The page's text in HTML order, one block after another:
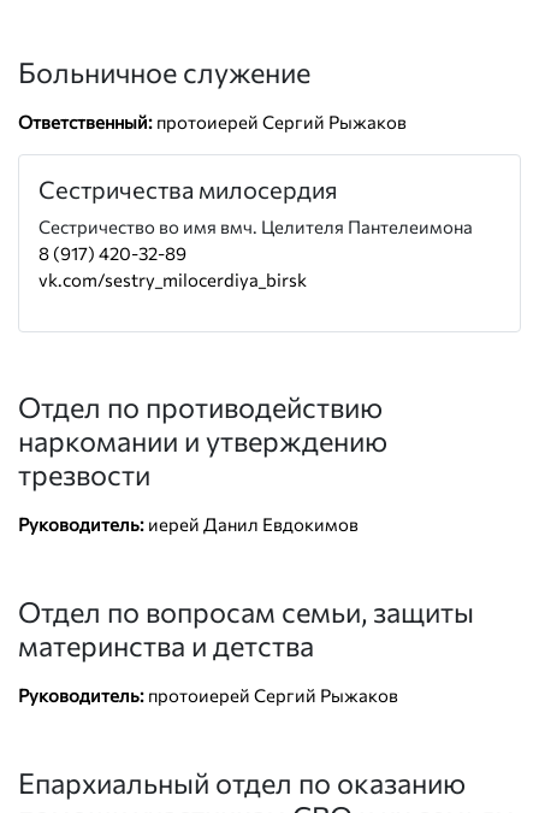
Больничное служение
Ответственный: протоиерей Сергий Рыжаков
Сестричества милосердия
Сестричество во имя вмч. Целителя Пантелеимона
8 (917) 420-32-89
vk.com/sestry_milocerdiya_birsk
Отдел по противодействию
наркомании и утверждению
трезвости
Руководитель: иерей Данил Евдокимов
Отдел по вопросам семьи, защиты
материнства и детства
Руководитель: протоиерей Сергий Рыжаков
Епархиальный отдел по оказанию